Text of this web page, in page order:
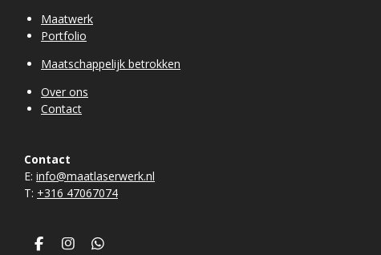
Maatwerk
Portfolio
Maatschappelijk betrokken
Over ons
Contact
Contact
E: info@maatlaserwerk.nl
T: +316 47067074
F
I
W